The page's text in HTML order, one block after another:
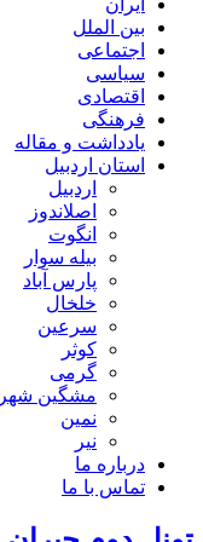
ایران
بین الملل
اجتماعی
سیاسی
اقتصادی
فرهنگی
یادداشت و مقاله
استان اردبیل
اردبیل
اصلاندوز
انگوت
بیله سوار
پارس آباد
خلخال
سرعین
کوثر
گرمی
مشگین شهر
نمین
نیر
درباره ما
تماس با ما